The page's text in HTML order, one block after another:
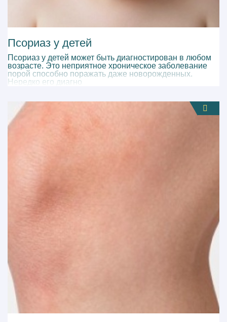
Псориаз у детей
Псориаз у детей может быть диагностирован в любом
возрасте. Это неприятное хроническое заболевание
порой способно поражать даже новорожденных.
Нередко его диагно